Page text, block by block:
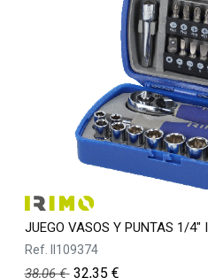
JUEGO VASOS Y PUNTAS 1/4"
Ref. II109374
38,06€ 32,35 €